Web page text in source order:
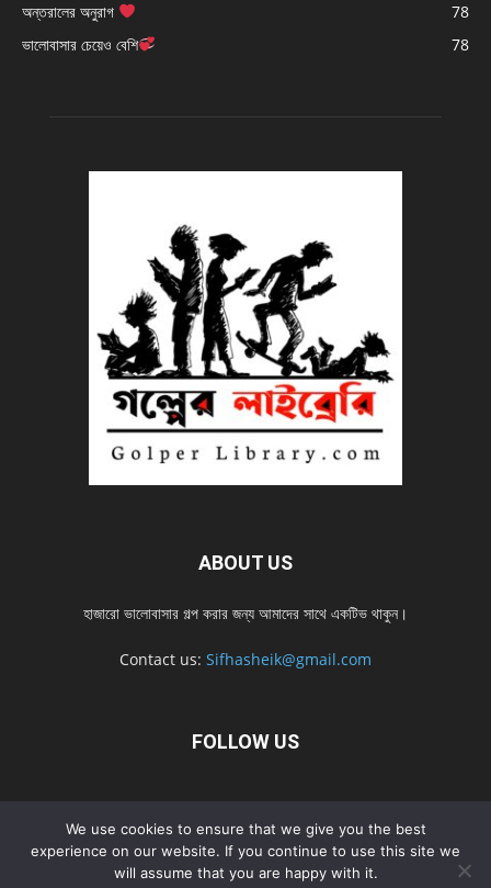
অন্তরালের অনুরাগ
78
ভালোবাসার চেয়েও বেশি
78
ABOUT US
হাজারো ভালোবাসার গল্প করার জন্য আমাদের সাথে একটিভ থাকুন।
Contact us: Sifhasheik@gmail.com
FOLLOW US
Home Contact us Privacy Policy শ্রেনী
শ্রেনী – mobile
Home – mobile
নতুন সব গল্প নতুন সব গল্প – mobile
নতুন সব গল্প 2022
নতুন সব গল্প 2022 – mobile
We use cookies to ensure that we give you the best
experience on our website. If you continue to use this site we
will assume that you are happy with it.